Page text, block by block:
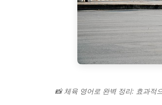
📸 체육 영어로 완벽 정리: 효과적